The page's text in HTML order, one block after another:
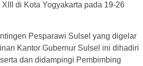
di Kota Yogyakarta pada 19-26
Pesparawi Sulsel yang digelar
Kantor Gubernur Sulsel ini dihadiri
dan didampingi Pembimbing